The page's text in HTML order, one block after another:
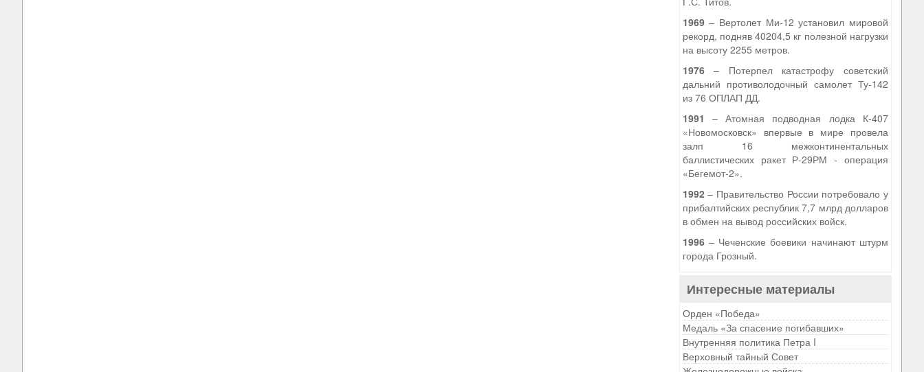
1969– Вертолет Ми-12 установил мировой
рекорд, подняв 40204,5 кг полезной нагрузки
на высоту 2255 метров.
1976– Потерпел катастрофу советский
дальний противолодочный самолет Ту-142
из 76 ОПЛАП ДД.
1991 – Атомная подводная лодка К-407
«Новомосковск» впервые в мире провела
залп 16 межконтинентальных
баллистических ракет Р-29РМ - операция
«Бегемот-2».
1992– Правительство России потребовало у
прибалтийских республик 7,7 млрд долларов
в обмен на вывод российских войск.
1996– Чеченские боевики начинают штурм
города Грозный.
Интересные материалы
Орден «Победа»
Медаль «За спасение погибавших»
Внутренняя политика Петра I
Верховный тайный Совет